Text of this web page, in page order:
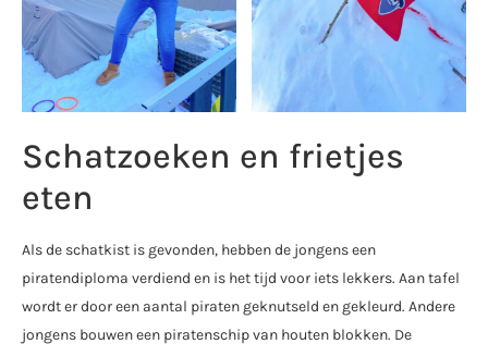
Schatzoeken en frietjes
eten
Als de schatkist is gevonden, hebben de jongens een
piratendiploma verdiend en is het tijd voor iets lekkers. Aan tafel
wordt er door een aantal piraten geknutseld en gekleurd. Andere
jongens bouwen een piratenschip van houten blokken. De